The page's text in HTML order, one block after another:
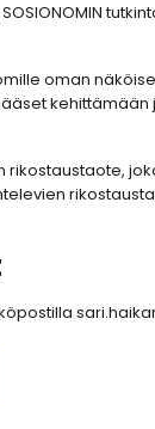
oman
kehittämään